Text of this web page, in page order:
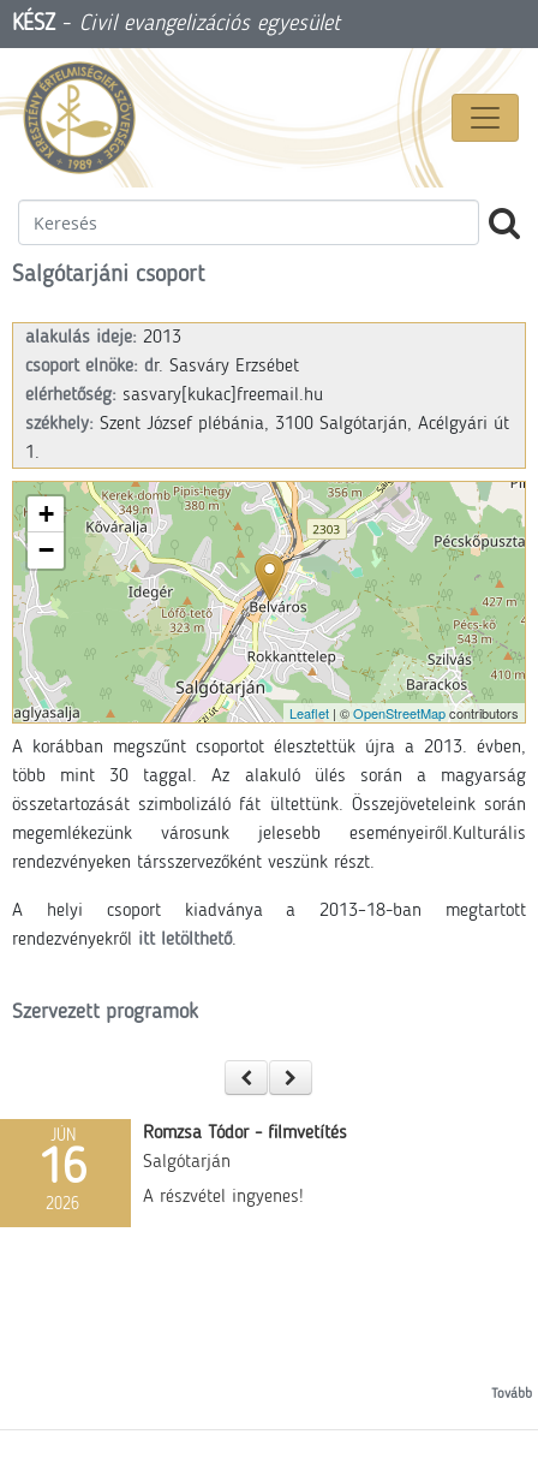
KÉSZ- Civil evangelizációs egyesület
Salgótarjáni csoport
A korábban megszűnt csoportot élesztettük újra a 2013. évben,
több mint 30 taggal. Az alakuló ülés során a magyarság
összetartozását szimbolizáló fát ültettünk. Összejöveteleink során
megemlékezünk városunk jelesebb eseményeiről.Kulturális
rendezvényeken társszervezőként veszünk részt.
A helyi csoport kiadványa a 2013–18-ban megtartott
rendezvényekről itt letölthető.
alakulás ideje: 2013
csoport elnöke: dr. Sasváry Erzsébet
elérhetőség: sasvary[kukac]freemail.hu
székhely: Szent József plébánia, 3100 Salgótarján, Acélgyári út
1.
+
−
Leaflet | ©OpenStreetMapcontributors
Szervezett programok
JÚN
16
2026
Romzsa Tódor - filmvetítés
Salgótarján
A részvétel ingyenes!
Tovább